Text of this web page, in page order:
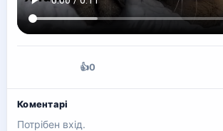
👍0
Коментарі
Потрібен вхід.